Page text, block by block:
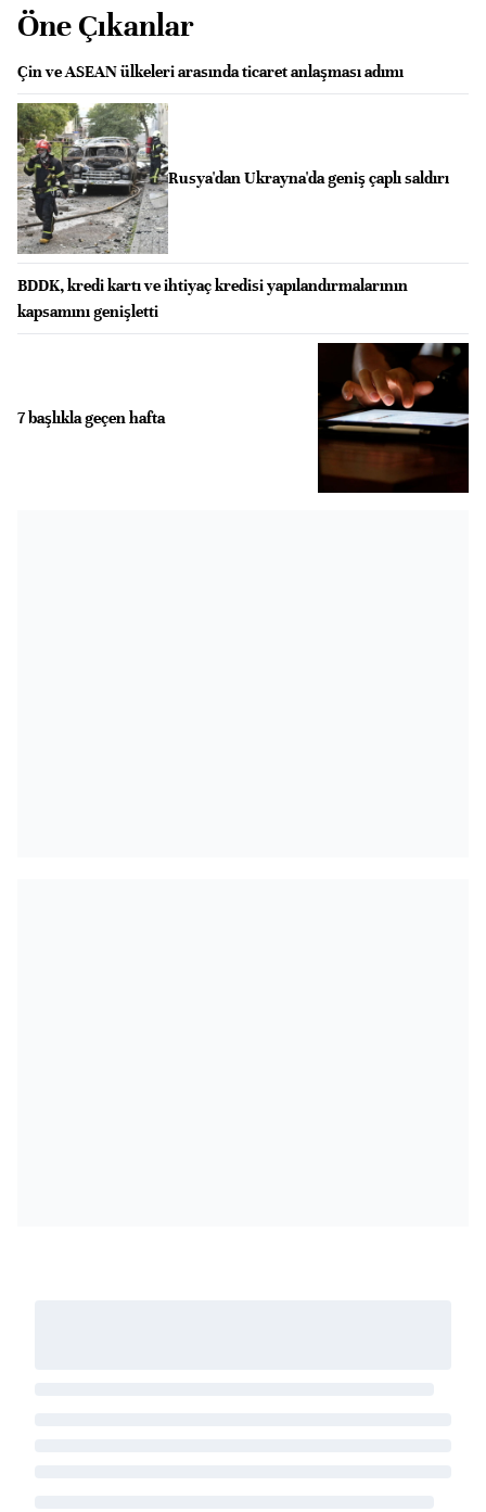
Öne Çıkanlar
Çin ve ASEAN ülkeleri arasında ticaret anlaşması adımı
Rusya'dan Ukrayna'da geniş çaplı saldırı
BDDK, kredi kartı ve ihtiyaç kredisi yapılandırmalarının
kapsamını genişletti
7 başlıkla geçen hafta